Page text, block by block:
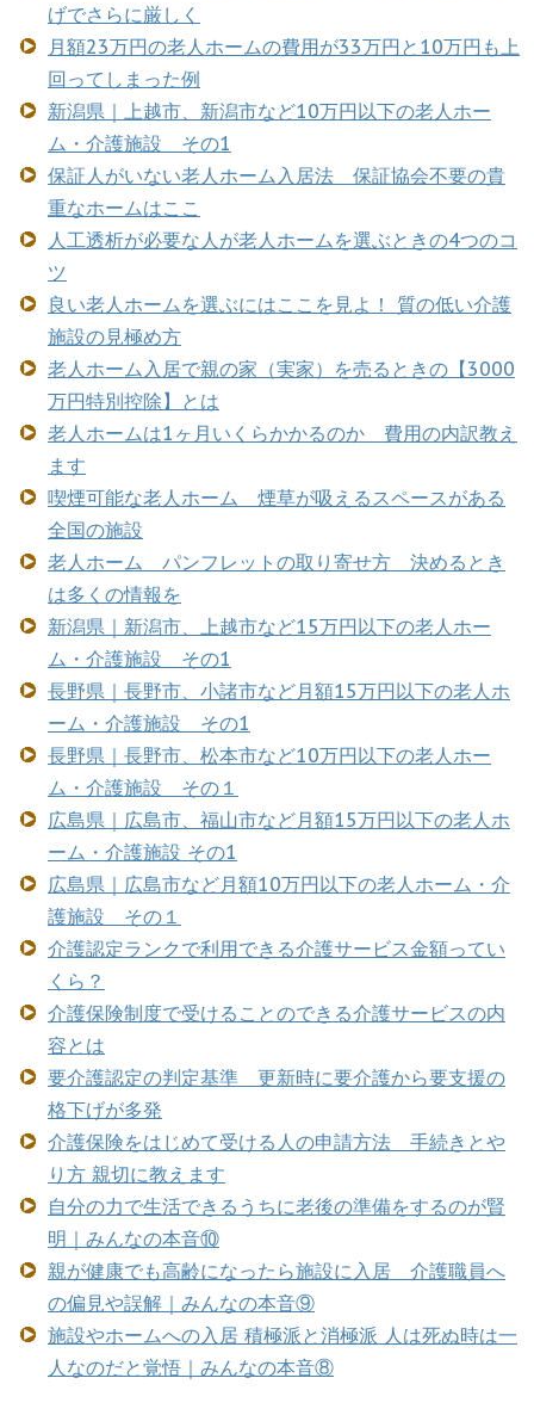
げでさらに厳しく
月額23万円の老人ホームの費用が33万円と10万円も上
回ってしまった例
新潟県｜上越市、新潟市など10万円以下の老人ホー
ム・介護施設 その1
保証人がいない老人ホーム入居法 保証協会不要の貴
重なホームはここ
人工透析が必要な人が老人ホームを選ぶときの4つのコ
ツ
良い老人ホームを選ぶにはここを見よ！ 質の低い介護
施設の見極め方
老人ホーム入居で親の家（実家）を売るときの【3000
万円特別控除】とは
老人ホームは1ヶ月いくらかかるのか 費用の内訳教え
ます
喫煙可能な老人ホーム 煙草が吸えるスペースがある
全国の施設
老人ホーム パンフレットの取り寄せ方 決めるとき
は多くの情報を
新潟県｜新潟市、上越市など15万円以下の老人ホー
ム・介護施設 その1
長野県｜長野市、小諸市など月額15万円以下の老人ホ
ーム・介護施設 その1
長野県｜長野市、松本市など10万円以下の老人ホー
ム・介護施設 その１
広島県｜広島市、福山市など月額15万円以下の老人ホ
ーム・介護施設 その1
広島県｜広島市など月額10万円以下の老人ホーム・介
護施設 その１
介護認定ランクで利用できる介護サービス金額ってい
くら？
介護保険制度で受けることのできる介護サービスの内
容とは
要介護認定の判定基準 更新時に要介護から要支援の
格下げが多発
介護保険をはじめて受ける人の申請方法 手続きとや
り方 親切に教えます
自分の力で生活できるうちに老後の準備をするのが賢
明｜みんなの本音⑩
親が健康でも高齢になったら施設に入居 介護職員へ
の偏見や誤解｜みんなの本音⑨
施設やホームへの入居 積極派と消極派 人は死ぬ時は一
人なのだと覚悟｜みんなの本音⑧